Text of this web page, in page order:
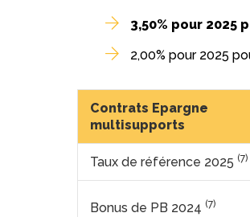
3,50% pour
2,00% pour 2025
Contrats Epargne
multisupports
Taux de référence 2025 (7)
Bonus de PB 2024 (7)